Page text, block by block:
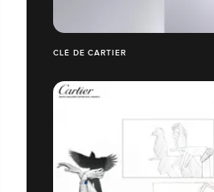
CLÉ DE CARTIER